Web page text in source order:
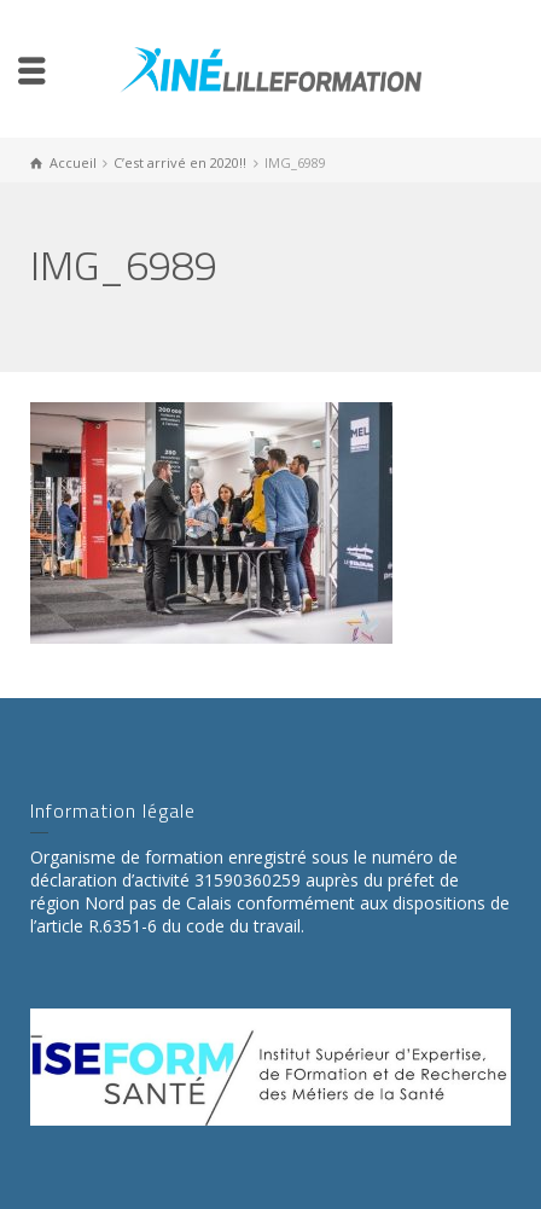
Accueil C’est arrivé en 2020!! IMG_6989
IMG_6989
Information légale
Organisme de formation enregistré sous le numéro de
déclaration d’activité 31590360259 auprès du préfet de
région Nord pas de Calais conformément aux dispositions de
l’article R.6351-6 du code du travail.